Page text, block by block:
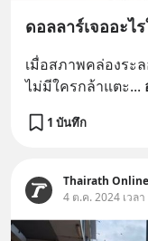
ดอลลาร์เจออะไ
เมื่อสภาพคล่องระ
ไม่มีใครกล้าแตะ...
1 บันทึก
Thairath
4 ต.ค. 2024 เวล